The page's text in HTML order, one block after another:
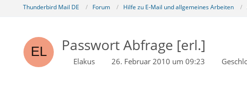
Thunderbird Mail DE Forum Hilfe zu E-Mail und allgemeines Arbeiten
Passwort Abfrage [erl.]
Elakus 26. Februar 2010 um 09:23